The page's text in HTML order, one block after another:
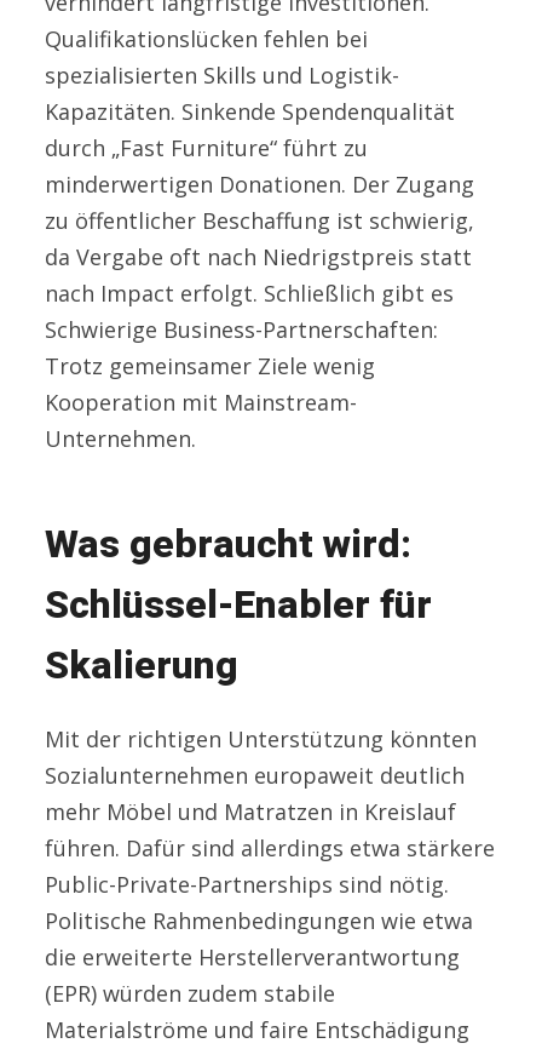
Qualifikationslücken fehlen bei
spezialisierten Skills und Logistik-
Kapazitäten. Sinkende Spendenqualität
durch „Fast Furniture“ führt zu
minderwertigen Donationen. Der Zugang
zu öffentlicher Beschaffung ist schwierig,
da Vergabe oft nach Niedrigstpreis statt
nach Impact erfolgt. Schließlich gibt es
Schwierige Business-Partnerschaften:
Trotz gemeinsamer Ziele wenig
Kooperation mit Mainstream-
Unternehmen.
Was gebraucht wird:
Schlüssel-Enabler für
Skalierung
Mit der richtigen Unterstützung könnten
Sozialunternehmen europaweit deutlich
mehr Möbel und Matratzen in Kreislauf
führen. Dafür sind allerdings etwa stärkere
Public-Private-Partnerships sind nötig.
Politische Rahmenbedingungen wie etwa
die erweiterte Herstellerverantwortung
(EPR) würden zudem stabile
Materialströme und faire Entschädigung